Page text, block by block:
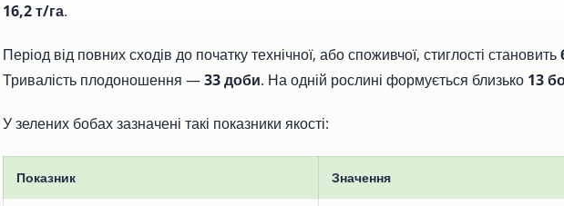
16,2 т/га.
Період від повних сходів до початку технічної, або споживчої, стиглості становить
Тривалість плодоношення —33 доби. На одній рослині формується близько 13
У зелених бобах зазначені такі показники якості:
Показник Значення